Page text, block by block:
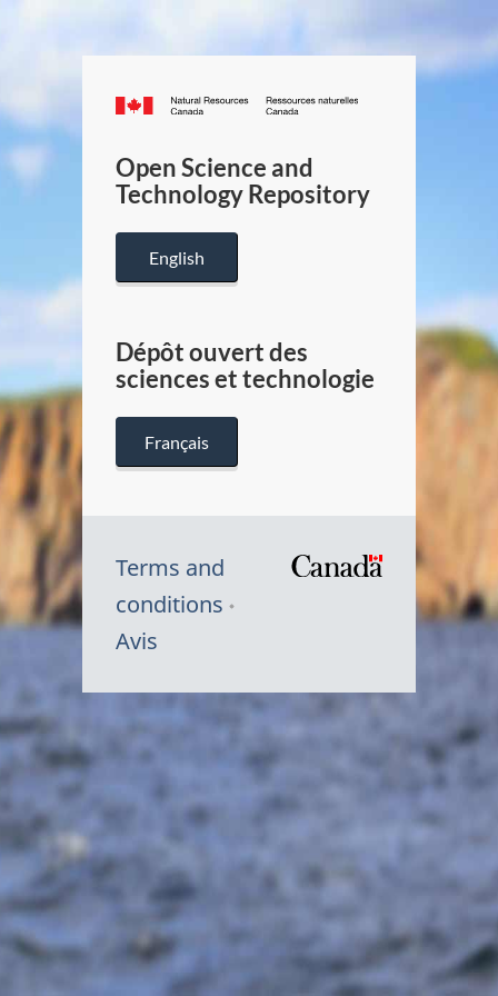
Canada.ca
/
Canada
Open Science and
Technology Repository
English
Dépôt ouvert des
sciences et technologie
Français
Terms and
conditions
Avis
Symbole
Canada